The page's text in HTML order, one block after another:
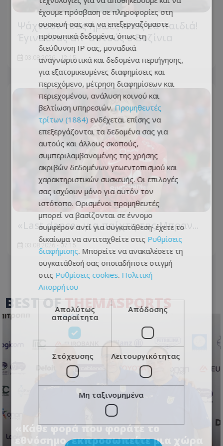
Ψάχνουν τους ήρωες τους τα παιδιά!
Έγινε ένας απ' αυτούς ο Βοζίνια
03.08.2026 - 12:15
«Last dance» για παίχτη της Μπραν...
03.08.2026 - 07:15
BEST OFTHEMASPORTS
«Κάθε φορά που φοράτε το
εθνόσημο, εκπροσωπείτε μια χώρα
έχουμε πρόσβαση σε πληροφορίες στη
συσκευή σας και να επεξεργαζόμαστε
προσωπικά δεδομένα, όπως τη
διεύθυνση IP σας, μοναδικά
αναγνωριστικά και δεδομένα περιήγησης,
για εξατομικευμένες διαφημίσεις και
περιεχόμενο, μέτρηση διαφημίσεων και
περιεχομένου, ανάλυση κοινού και
βελτίωση υπηρεσιών. Προμηθευτές
τρίτων (1884) ενδέχεται επίσης να
επεξεργάζονται τα δεδομένα σας για
αυτούς και άλλους σκοπούς,
συμπεριλαμβανομένης της χρήσης
ακριβών δεδομένων γεωεντοπισμού και
χαρακτηριστικών συσκευής. Οι επιλογές
σας ισχύουν μόνο για αυτόν τον
ιστότοπο. Ορισμένοι προμηθευτές
μπορεί να βασίζονται σε έννομο
συμφέρον αντί για συγκατάθεση· έχετε το
δικαίωμα να αντιταχθείτε στις Ρυθμίσεις
διαφήμισης. Μπορείτε να ανακαλέσετε τη
συγκατάθεσή σας οποιαδήποτε στιγμή
στις Ρυθμίσεις cookies. Πολιτική
Απορρήτου
Απολύτως
απαραίτητα
Απόδοσης
Στόχευσης Λειτουργικότητας
Μη ταξινομημένα